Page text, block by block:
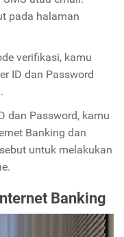
pada halaman
verifikasi, kamu
ID dan Password
dan Password, kamu
Banking dan
untuk melakukan
Banking